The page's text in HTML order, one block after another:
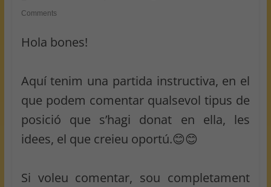
Comments
Hola bones!
Aquí tenim una partida instructiva, en el
que podem comentar qualsevol tipus de
posició que s’hagi donat en ella, les
idees, el que creieu oportú.😊😊
Si voleu comentar, sou completament